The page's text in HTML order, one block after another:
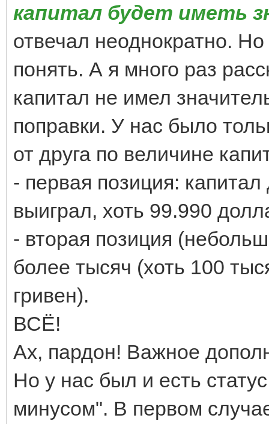
капитал будет иметь
отвечал неоднократно.
понять. А я много раз
капитал не имел
поправки. У нас было
от друга по величине
- первая позиция:
выиграл, хоть 99.990
- вторая позиция
более тысяч (хоть 100
гривен).
ВСЁ!
Ах, пардон! Важное
Но у нас был и есть
минусом". В первом